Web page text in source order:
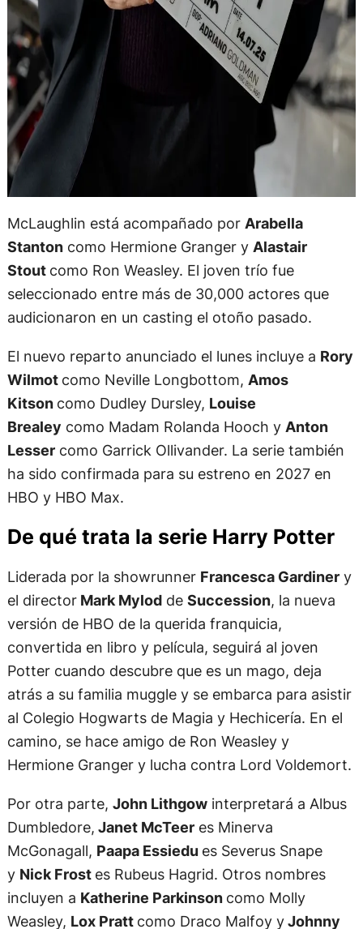
McLaughlin está acompañado por Arabella
Stantoncomo Hermione Granger y Alastair
Stout como Ron Weasley. El joven trío fue
seleccionado entre más de 30,000 actores que
audicionaron en un casting el otoño pasado.
El nuevo reparto anunciado el lunes incluye a Rory
Wilmot como Neville Longbottom, Amos
Kitson como Dudley Dursley, Louise
Brealey como Madam Rolanda Hooch y Anton
Lessercomo Garrick Ollivander. La serie también
ha sido confirmada para su estreno en 2027 en
HBO y HBO Max.
De qué trata la serie Harry Potter
Liderada por la showrunner Francesca Gardinery
el directorMark Mylodde Succession, la nueva
versión de HBO de la querida franquicia,
convertida en libro y película, seguirá al joven
Potter cuando descubre que es un mago, deja
atrás a su familia muggle y se embarca para asistir
al Colegio Hogwarts de Magia y Hechicería. En el
camino, se hace amigo de Ron Weasley y
Hermione Granger y lucha contra Lord Voldemort.
Por otra parte, John Lithgowinterpretará a Albus
Dumbledore, Janet McTeeres Minerva
McGonagall, Paapa Essiedu es Severus Snape
y Nick Frost es Rubeus Hagrid. Otros nombres
incluyen a Katherine Parkinson como Molly
Weasley, Lox Pratt como Draco Malfoy yJohnny